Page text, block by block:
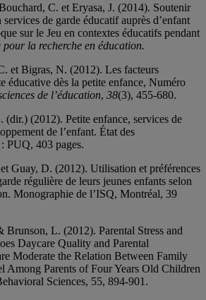
C. et Eryasa, J. (2014). Soutenir
de garde éducatif auprès d’enfant
sur le Jeu en contextes éducatifs pendant
pour la recherche en éducation.
et Bigras, N. (2012). Les facteurs
éducative dès la petite enfance, Numéro
de l’éducation, 38(3), 455-680.
(2012). Petite enfance, services de
de l’enfant. État des
PUQ, 403 pages.
Guay, D. (2012). Utilisation et préférences
régulière de leurs jeunes enfants selon
Monographie de l’ISQ, Montréal, 39
L. (2012). Parental Stress and
Daycare Quality and Parental
Moderate the Relation Between Family
Among Parents of Four Years Old Children
Sciences, 55, 894-901.